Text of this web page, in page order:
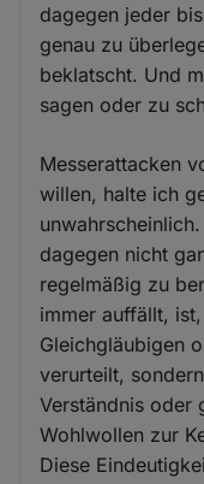
dagegen jeder
genau zu
beklatscht. Und
sagen oder zu
Messerattacken
willen, halte ich
dagegen nicht
regelmäßig zu
immer auffällt,
Gleichgläubigen
verurteilt,
Verständnis oder
Wohlwollen zur
Diese